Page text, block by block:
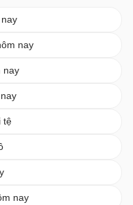
nay
nay
tệ
nay